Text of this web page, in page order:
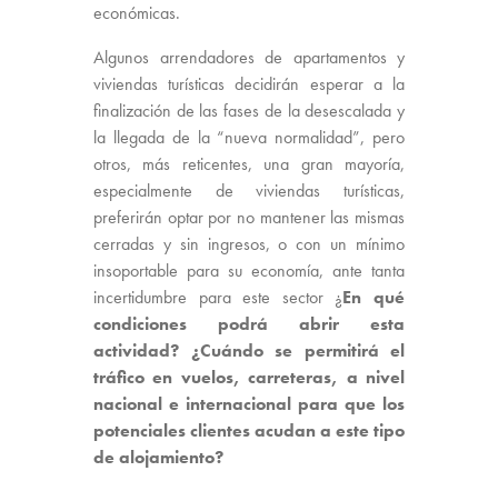
económicas.
Algunos arrendadores de apartamentos y
viviendas turísticas decidirán esperar a la
finalización de las fases de la desescalada y
la llegada de la “nueva normalidad”, pero
otros, más reticentes, una gran mayoría,
especialmente de viviendas turísticas,
preferirán optar por no mantener las mismas
cerradas y sin ingresos, o con un mínimo
insoportable para su economía, ante tanta
incertidumbre para este sector ¿En qué
condiciones podrá abrir esta
actividad? ¿Cuándo se permitirá el
tráfico en vuelos, carreteras, a nivel
nacional e internacional para que los
potenciales clientes acudan a este tipo
de alojamiento?